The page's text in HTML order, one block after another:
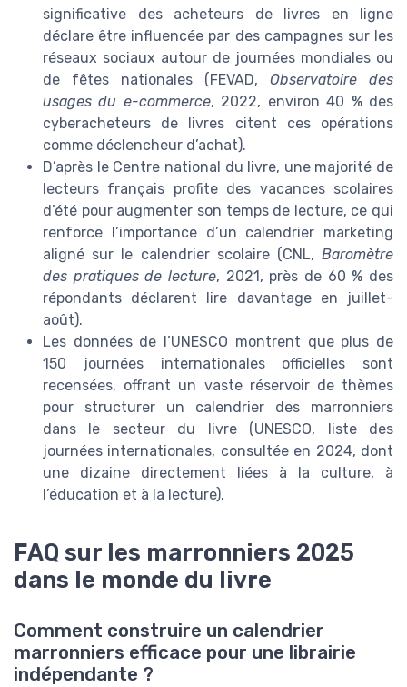
significative des acheteurs de livres en ligne
déclare être influencée par des campagnes sur les
réseaux sociaux autour de journées mondiales ou
de fêtes nationales (FEVAD, Observatoire des
usages du e-commerce, 2022, environ 40 % des
cyberacheteurs de livres citent ces opérations
comme déclencheur d’achat).
D’après le Centre national du livre, une majorité de
lecteurs français profite des vacances scolaires
d’été pour augmenter son temps de lecture, ce qui
renforce l’importance d’un calendrier marketing
aligné sur le calendrier scolaire (CNL, Baromètre
des pratiques de lecture, 2021, près de 60 % des
répondants déclarent lire davantage en juillet-
août).
Les données de l’UNESCO montrent que plus de
150 journées internationales officielles sont
recensées, offrant un vaste réservoir de thèmes
pour structurer un calendrier des marronniers
dans le secteur du livre (UNESCO, liste des
journées internationales, consultée en 2024, dont
une dizaine directement liées à la culture, à
l’éducation et à la lecture).
FAQ sur les marronniers 2025
dans le monde du livre
Comment construire un calendrier
marronniers efficace pour une librairie
indépendante ?